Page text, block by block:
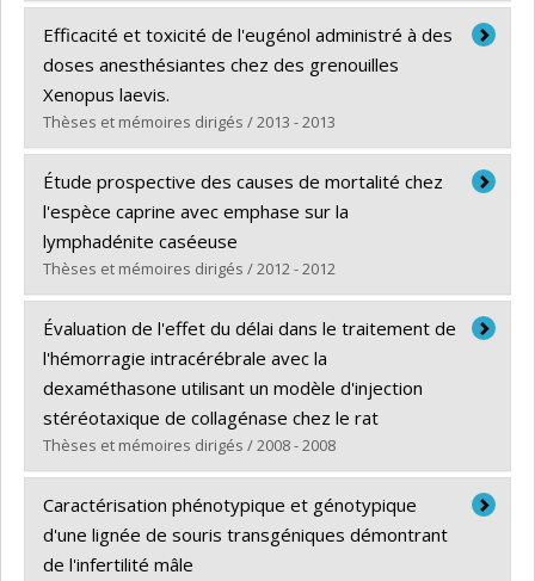
Graduate :Saine, Laurence
Cycle :Master's
Grade :M. Sc.
Lien vers le document dans Papyrus
Efficacité et toxicité de l'eugénol administré à des
doses anesthésiantes chez des grenouilles
Xenopus laevis.
Thèses et mémoires dirigés / 2013 - 2013
Graduate :Goulet, Félix
Cycle :Master's
Grade :M. Sc.
Lien vers le document dans Papyrus
Étude prospective des causes de mortalité chez
l'espèce caprine avec emphase sur la
lymphadénite caséeuse
Thèses et mémoires dirigés / 2012 - 2012
Graduate :Debien, Elaine
Cycle :Master's
Grade :M. Sc.
Lien vers le document dans Papyrus
Évaluation de l'effet du délai dans le traitement de
l'hémorragie intracérébrale avec la
dexaméthasone utilisant un modèle d'injection
stéréotaxique de collagénase chez le rat
Thèses et mémoires dirigés / 2008 - 2008
Graduate :Savard, Claudine
Cycle :Master's
Grade :M. Sc.
Caractérisation phénotypique et génotypique
d'une lignée de souris transgéniques démontrant
de l'infertilité mâle